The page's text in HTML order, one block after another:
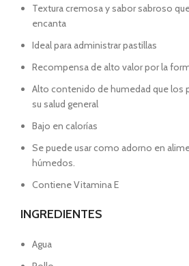
Textura cremosa y sabor sabroso
encanta
Ideal para administrar pastillas
Recompensa de alto valor por la
Alto contenido de humedad que los
su salud general
Bajo en calorías
Se puede usar como adorno en
húmedos.
Contiene Vitamina E
INGREDIENTES
Agua